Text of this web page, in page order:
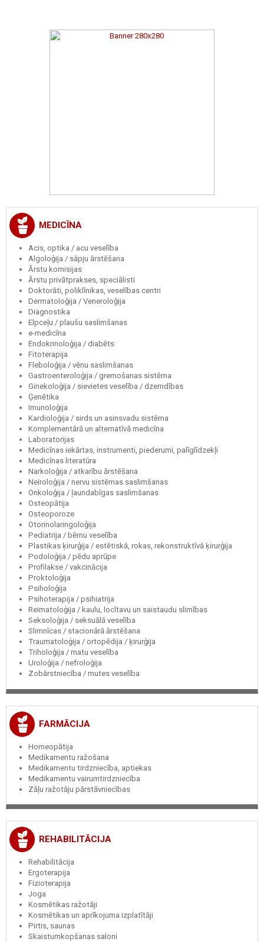
MEDICĪNA
Acis, optika / acu veselība
Algoloģija / sāpju ārstēšana
Ārstu komisijas
Ārstu privātprakses, speciālisti
Doktorāti, poliklīnikas, veselības centri
Dermatoloģija / Veneroloģija
Diagnostika
Elpceļu / plaušu saslimšanas
e-medicīna
Endokrinoloģija / diabēts
Fitoterapija
Fleboloģija / vēnu saslimšanas
Gastroenteroloģija / gremošanas sistēma
Ginekoloģija / sievietes veselība / dzemdības
Ģenētika
Imunoloģija
Kardioloģija / sirds un asinsvadu sistēma
Komplementārā un alternatīvā medicīna
Laboratorijas
Medicīnas iekārtas, instrumenti, piederumi, palīglīdzekļi
Medicīnas literatūra
Narkoloģija / atkarību ārstēšana
Neiroloģija / nervu sistēmas saslimšanas
Onkoloģija / ļaundabīgas saslimšanas
Osteopātija
Osteoporoze
Otorinolaringoloģija
Pediatrija / bērnu veselība
Plastikas ķirurģija / estētiskā, rokas, rekonstruktīvā ķirurģija
Podoloģija / pēdu aprūpe
Profilakse / vakcinācija
Proktoloģija
Psiholoģija
Psihoterapija / psihiatrija
Reimatoloģija / kaulu, locītavu un saistaudu slimības
Seksoloģija / seksuālā veselība
Slimnīcas / stacionārā ārstēšana
Traumatoloģija / ortopēdija / ķirurģija
Triholoģija / matu veselība
Uroloģija / nefroloģija
Zobārstniecība / mutes veselība
FARMĀCIJA
Homeopātija
Medikamentu ražošana
Medikamentu tirdzniecība, aptiekas
Medikamentu vairumtirdzniecība
Zāļu ražotāju pārstāvniecības
REHABILITĀCIJA
Rehabilitācija
Ergoterapija
Fizioterapija
Joga
Kosmētikas ražotāji
Kosmētikas un aprīkojuma izplatītāji
Pirtis, saunas
Skaistumkopšanas saloni